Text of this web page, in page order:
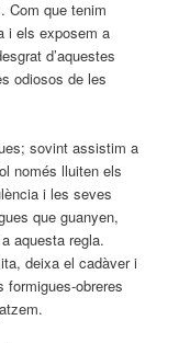
Com que tenim
i els exposem a
d’aquestes
odiosos de les
sovint assistim a
només lluiten els
i les seves
que guanyen,
aquesta regla.
deixa el cadàver i
formigues-obreres